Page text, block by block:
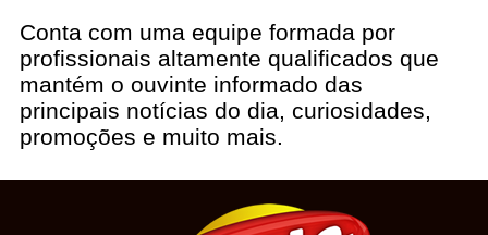
Conta com uma equipe formada por
profissionais altamente qualificados que
mantém o ouvinte informado das
principais notícias do dia, curiosidades,
promoções e muito mais.